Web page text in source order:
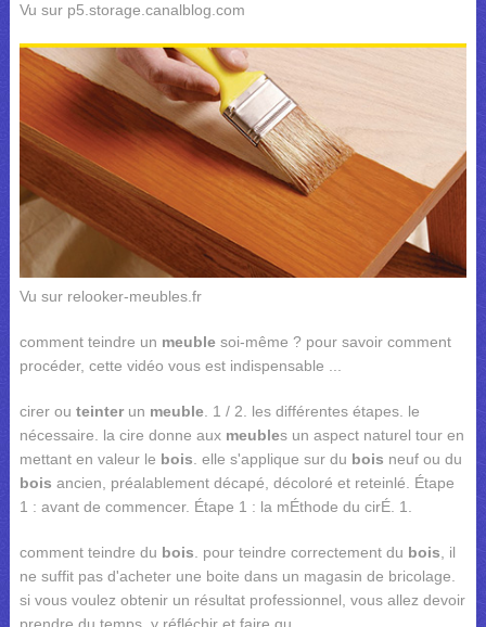
Vu sur p5.storage.canalblog.com
Vu sur relooker-meubles.fr
comment teindre un meublesoi-même ? pour savoir comment
procéder, cette vidéo vous est indispensable ...
cirer ou teinterun meuble. 1 / 2. les différentes étapes. le
nécessaire. la cire donne aux meubles un aspect naturel tour en
mettant en valeur le bois . elle s'applique sur du bois neuf ou du
bois ancien, préalablement décapé, décoloré et reteinlé. Étape
1 : avant de commencer. Étape 1 : la mÉthode du cirÉ. 1.
comment teindre du bois . pour teindre correctement du bois , il
ne suffit pas d'acheter une boite dans un magasin de bricolage.
si vous voulez obtenir un résultat professionnel, vous allez devoir
prendre du temps, y réfléchir et faire qu...